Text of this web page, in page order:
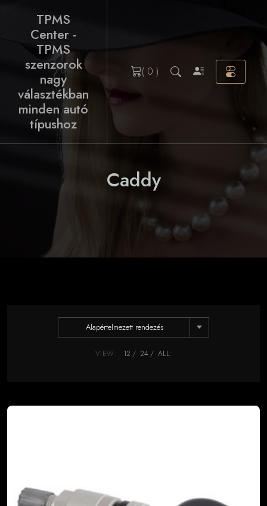
TPMS
Center -
TPMS
szenzorok
nagy
választékban
minden autó
típushoz
( 0 )
Caddy
Alapértelmezett rendezés
VIEW: 12 24 ALL: